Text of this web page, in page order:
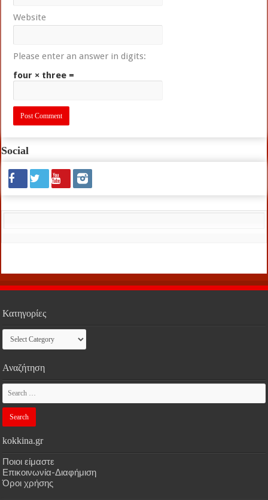
Website
Please enter an answer in digits:
four × three =
Social
Κατηγορίες
Κατηγορίες
Αναζήτηση
kokkina.gr
Ποιοι είμαστε
Επικοινωνία-Διαφήμιση
Όροι χρήσης